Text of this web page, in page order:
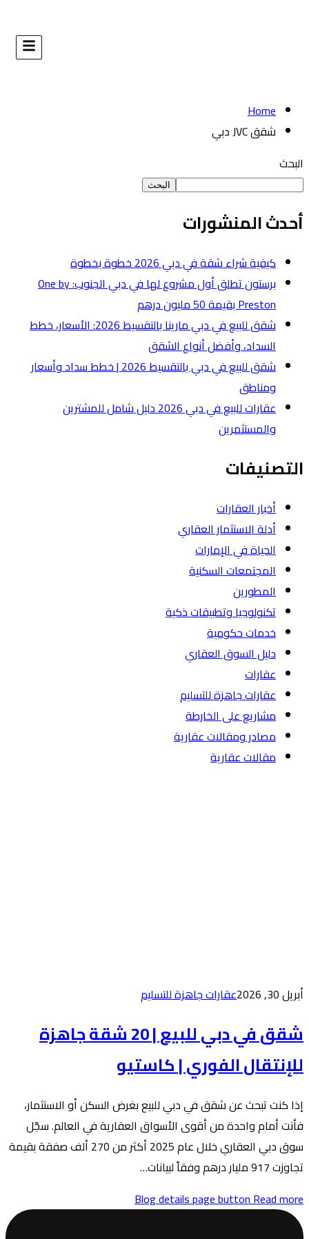
برستون تطلق أول مشروع لها في دبي الجنوب: One by
شقق للبيع في دبي مارينا بالتقسيط 2026: الأسعار، خطط
شقق للبيع في دبي بالتقسيط 2026 | خطط سداد وأسعار
عقارات للبيع في دبي 2026 دليل شامل للمشترين
شقق في دبي للبيع | 20 شقة جاهزة
بغرض السكن أو الاستثمار،
العقارية في العالم. سجّل
سوق دبي العقاري خلال عام 2025 أكثر من 270 ألف صفقة بقيمة
Blog